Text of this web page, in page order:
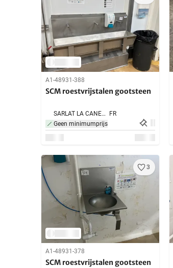
A1-48931-388
SCM roestvrijstalen gootsteen
SARLAT LA CANEDA,
FR
Geen minimumprijs
3
A1-48931-378
SCM roestvrijstalen gootsteen